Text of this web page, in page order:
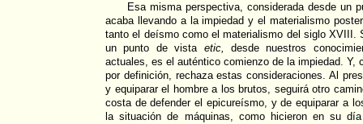
Esa misma perspectiva, considerada desde un
acaba llevando a la impiedad y el materialismo
tanto el deísmo como el materialismo del siglo XVIII.
un punto de vista etic,
desde nuestros
actuales, es el auténtico comienzo de la impiedad. Y,
por definición, rechaza estas consideraciones. Al
y equiparar el hombre a los brutos, seguirá otro
costa de defender el epicureísmo, y de equiparar a
la situación de máquinas, como hicieron en su